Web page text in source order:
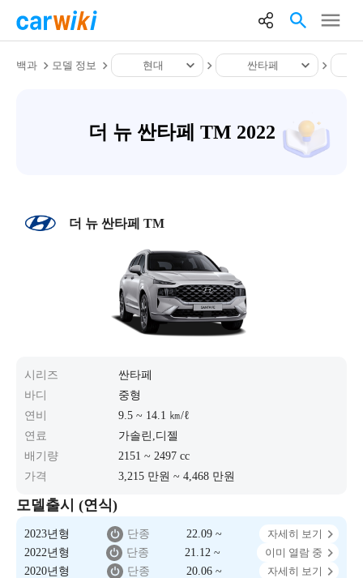
백과 모델 정보 현대 싼타페
더 뉴 싼타페 TM 2022
더 뉴 싼타페 TM
시리즈
싼타페
바디
중형
연비
9.5 ~ 14.1 ㎞/ℓ
연료
가솔린,디젤
배기량
2151 ~ 2497 cc
가격
3,215 만원 ~ 4,468 만원
모델출시 (연식)
2023년형 단종 22.09 ~
자세히 보기
2022년형
단종 21.12 ~
이미 열람 중
2020년형
단종 20.06 ~ 자세히 보기